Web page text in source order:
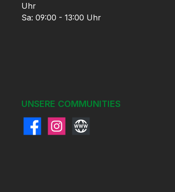
Uhr
Sa: 09:00 - 13:00 Uhr
UNSERE COMMUNITIES
FacebookInstagramWebsite